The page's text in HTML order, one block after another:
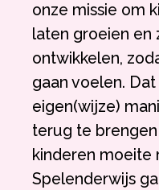
onze missie om
laten groeien en
ontwikkelen,
gaan voelen.
eigen(wijze)
terug te
kinderen moeite
Spelenderwijs